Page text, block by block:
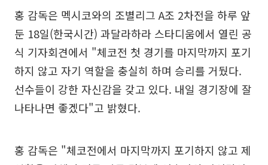
홍 감독은 멕시코와의 조별리그 A조 2차전을 하루 앞
둔 18일(한국시간) 과달라하라 스타디움에서 열린 공
식 기자회견에서 "체코전 첫 경기를 마지막까지 포기
하지 않고 자기 역할을 충실히 하며 승리를 거뒀다.
선수들이 강한 자신감을 갖고 있다. 내일 경기장에 잘
나타나면 좋겠다"고 밝혔다.
홍 감독은 "체코전에서 마지막까지 포기하지 않고 제